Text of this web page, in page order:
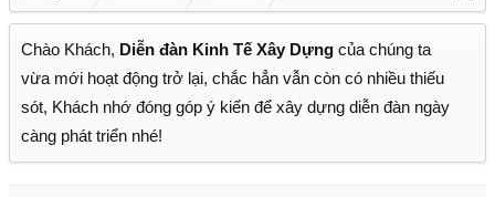
Chào Khách, Diễn đàn Kinh Tế Xây Dựng của chúng ta
vừa mới hoạt động trở lại, chắc hẳn vẫn còn có nhiều thiếu
sót, Khách nhớ đóng góp ý kiến để xây dựng diễn đàn ngày
càng phát triển nhé!